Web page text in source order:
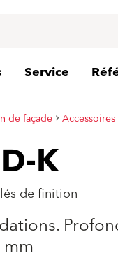
Service
de façade Accessoires
K
de finition